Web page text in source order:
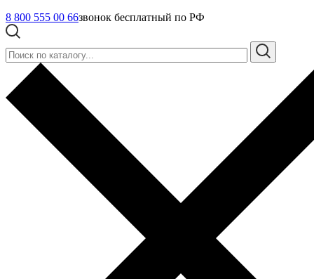
8 800 555 00 66звонок бесплатный по РФ